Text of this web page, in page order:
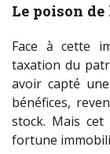
Le poison
Face à cette
taxation du
avoir capté
bénéfices,
stock. Mais
fortune